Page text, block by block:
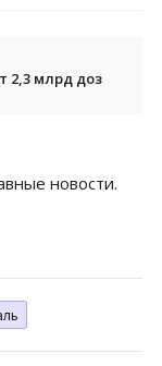
2,3 млрд доз
новости.